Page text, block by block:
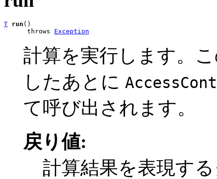
T run ()
      throws
Exception
計算を実行します。
したあとに
て呼び出されます。
戻り値:
計算結果を表現す